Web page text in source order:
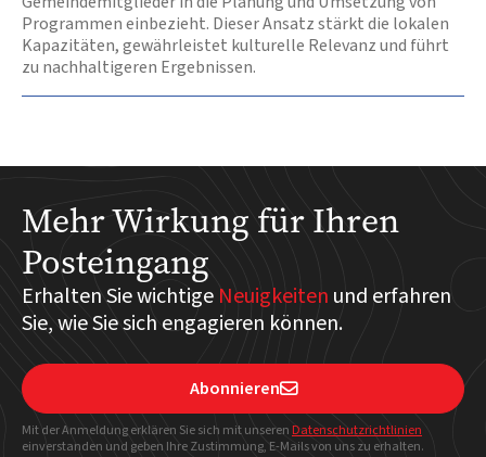
Programmen einbezieht. Dieser Ansatz stärkt die lokalen
Kapazitäten, gewährleistet kulturelle Relevanz und führt
zu nachhaltigeren Ergebnissen.
Mehr Wirkung für Ihren
Posteingang
Erhalten Sie wichtige Neuigkeiten und erfahren
Sie, wie Sie sich engagieren können.
Abonnieren
Mit der Anmeldung erklären Sie sich mit unseren Datenschutzrichtlinien
einverstanden und geben Ihre Zustimmung, E-Mails von uns zu erhalten.